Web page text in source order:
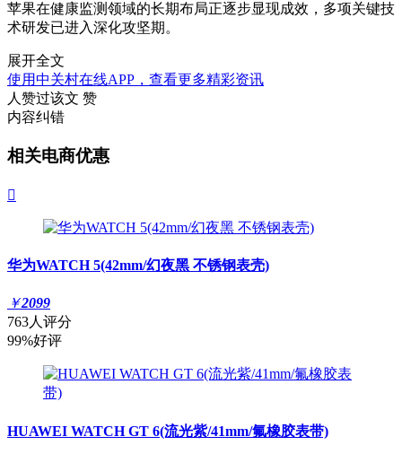
苹果在健康监测领域的长期布局正逐步显现成效，多项关键技
术研发已进入深化攻坚期。
展开全文
使用中关村在线APP，查看更多精彩资讯
人赞过该文 赞
内容纠错
相关电商优惠

华为WATCH 5(42mm/幻夜黑 不锈钢表壳)
￥2099
763人评分
99%好评
HUAWEI WATCH GT 6(流光紫/41mm/氟橡胶表带)